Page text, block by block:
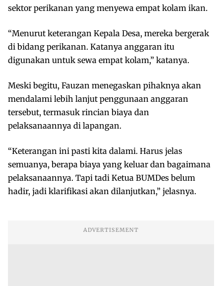
sektor perikanan yang menyewa empat kolam ikan.
“Menurut keterangan Kepala Desa, mereka bergerak
di bidang perikanan. Katanya anggaran itu
digunakan untuk sewa empat kolam,” katanya.
Meski begitu, Fauzan menegaskan pihaknya akan
mendalami lebih lanjut penggunaan anggaran
tersebut, termasuk rincian biaya dan
pelaksanaannya di lapangan.
“Keterangan ini pasti kita dalami. Harus jelas
semuanya, berapa biaya yang keluar dan bagaimana
pelaksanaannya. Tapi tadi Ketua BUMDes belum
hadir, jadi klarifikasi akan dilanjutkan,” jelasnya.